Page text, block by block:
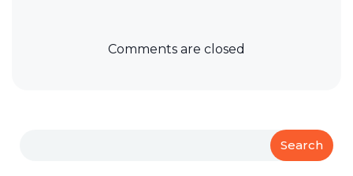
Comments are closed
Search